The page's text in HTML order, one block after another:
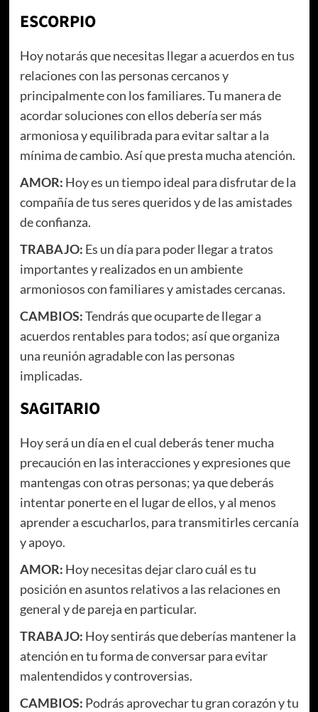
ESCORPIO
Hoy notarás que necesitas llegar a acuerdos en tus
relaciones con las personas cercanos y
principalmente con los familiares. Tu manera de
acordar soluciones con ellos debería ser más
armoniosa y equilibrada para evitar saltar a la
mínima de cambio. Así que presta mucha atención.
AMOR: Hoy es un tiempo ideal para disfrutar de la
compañía de tus seres queridos y de las amistades
de confianza.
TRABAJO: Es un día para poder llegar a tratos
importantes y realizados en un ambiente
armoniosos con familiares y amistades cercanas.
CAMBIOS:Tendrás que ocuparte de llegar a
acuerdos rentables para todos; así que organiza
una reunión agradable con las personas
implicadas.
SAGITARIO
Hoy será un día en el cual deberás tener mucha
precaución en las interacciones y expresiones que
mantengas con otras personas; ya que deberás
intentar ponerte en el lugar de ellos, y al menos
aprender a escucharlos, para transmitirles cercanía
y apoyo.
AMOR: Hoy necesitas dejar claro cuál es tu
posición en asuntos relativos a las relaciones en
general y de pareja en particular.
TRABAJO: Hoy sentirás que deberías mantener la
atención en tu forma de conversar para evitar
malentendidos y controversias.
CAMBIOS: Podrás aprovechar tu gran corazón y tu